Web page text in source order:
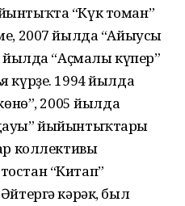
“Күк томан”
2007 йылда “Айыусы
йылда “Аҫмалы күпер”
күрҙе. 1994 йылда
2005 йылда
йыйынтыҡтары
коллективы
“Китап”
кәрәк, был